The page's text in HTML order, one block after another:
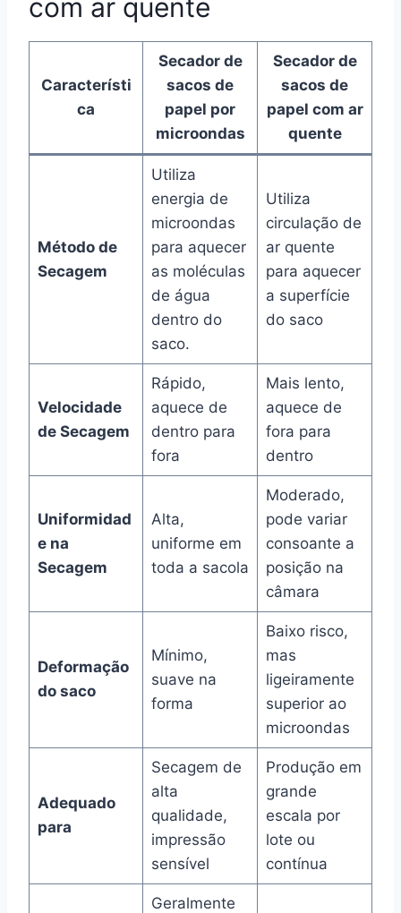
com ar quente
Característi
ca
Secador de
sacos de
papel por
microondas
Secador de
sacos de
papel com ar
quente
Método de
Secagem
Utiliza
energia de
microondas
para aquecer
as moléculas
de água
dentro do
saco.
Utiliza
circulação de
ar quente
para aquecer
a superfície
do saco
Velocidade
de Secagem
Rápido,
aquece de
dentro para
fora
Mais lento,
aquece de
fora para
dentro
Uniformidad
e na
Secagem
Alta,
uniforme em
toda a sacola
Moderado,
pode variar
consoante a
posição na
câmara
Deformação
do saco
Mínimo,
suave na
forma
Baixo risco,
mas
ligeiramente
superior ao
microondas
Adequado
para
Secagem de
alta
qualidade,
impressão
sensível
Produção em
grande
escala por
lote ou
contínua
Geralmente